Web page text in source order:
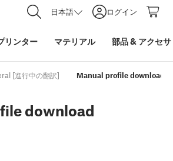
日本語 ログイン
リンター マテリアル 部品& アクセ
[進行中の翻訳] Manual profile download
download